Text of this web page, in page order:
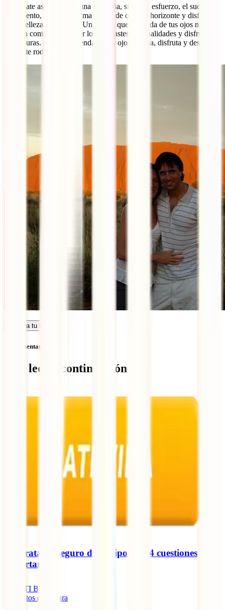
Imagínate ascender por una montaña, siente el esfuerzo, el sudor, el
sufrimiento, alcanza la cima y trata de otear el horizonte y disfrutar
de la belleza del paisaje. Una pena, que la venda de tus ojos no te
permita contemplarlo, ver los contrastes de tonalidades y disfrutar de
las texturas. Quítate la venda de los ojos y viaja, disfruta y descubre
lo que te rodea. Vive.
Calcula tu seguro
Sin comentarios
Qué leer a continuación
Contratar el seguro de la hipoteca: 4 cuestiones
importantes
IATI Blog
minutos de lectura